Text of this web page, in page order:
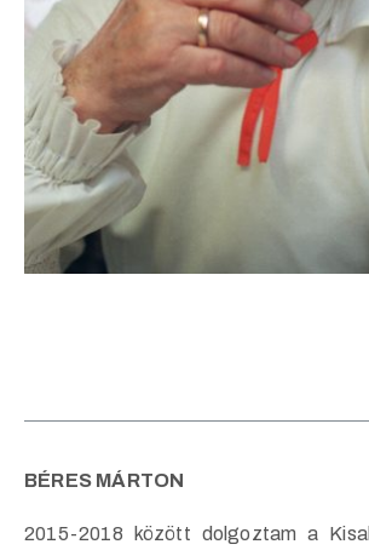
BÉRES MÁRTON
2015-2018 között dolgoztam a